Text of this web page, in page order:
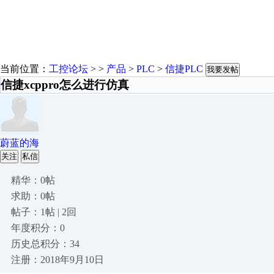
当前位置： 工控论坛 > > 产品 > PLC > 信捷PLC 我要发帖
信捷xcppro怎么进行仿真
蔚蓝的海
关注 私信
精华：0帖
求助：0帖
帖子：1帖 | 2回
年度积分：0
历史总积分：34
注册：2018年9月10日